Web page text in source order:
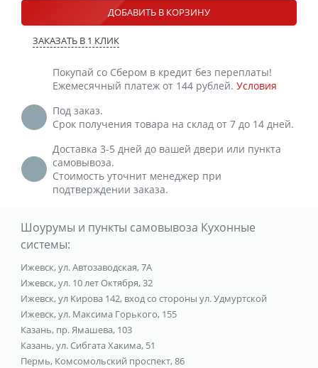
ДОБАВИТЬ В КОРЗИНУ
ЗАКАЗАТЬ В 1 КЛИК
Покупай со Сбером в кредит без переплаты!
Ежемесячный платеж от 144 рублей. Условия
Под заказ.
Срок получения товара на склад от 7 до 14 дней.
Доставка 3-5 дней до вашей двери или пункта
самовывоза.
Стоимость уточнит менеджер при
подтверждении заказа.
Шоурумы и пункты самовывоза Кухонные
системы:
Ижевск, ул. Автозаводская, 7А
Ижевск, ул. 10 лет Октября, 32
Ижевск, ул Кирова 142, вход со стороны ул. Удмуртской
Ижевск, ул. Максима Горького, 155
Казань, пр. Ямашева, 103
Казань, ул. Сибгата Хакима, 51
Пермь, Комсомольский проспект, 86